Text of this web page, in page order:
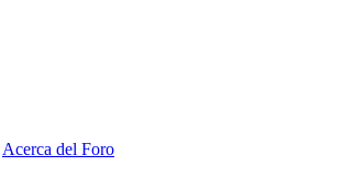
Acerca del Foro